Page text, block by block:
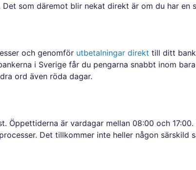
Det som däremot blir nekat direkt är om du har en
och genomför utbetalningar direkt till ditt
i Sverige får du pengarna snabbt inom
ord även röda dagar.
Öppettiderna är vardagar mellan 08:00 och
Det tillkommer inte heller någon särskild